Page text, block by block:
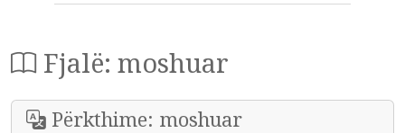
Fjalë: moshuar
Përkthime: moshuar